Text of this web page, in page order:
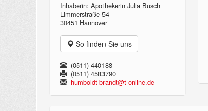
Inhaberin: Apothekerin Julia Busch
Limmerstraße 54
30451 Hannover
So finden Sie uns
(0511) 440188
(0511) 4583790
humboldt-brandt@t-online.de